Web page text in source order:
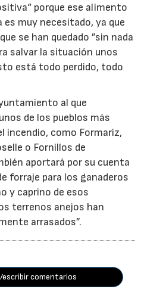
porque ese alimento
es muy necesitado, ya que
se han quedado ”sin nada
salvar la situación unos
está todo perdido, todo
al que
de los pueblos más
incendio, como Formariz,
o Fornillos de
aportará por su cuenta
forraje para los ganaderos
y caprino de esos
terrenos anejos han
arrasados”.
escribir comentarios